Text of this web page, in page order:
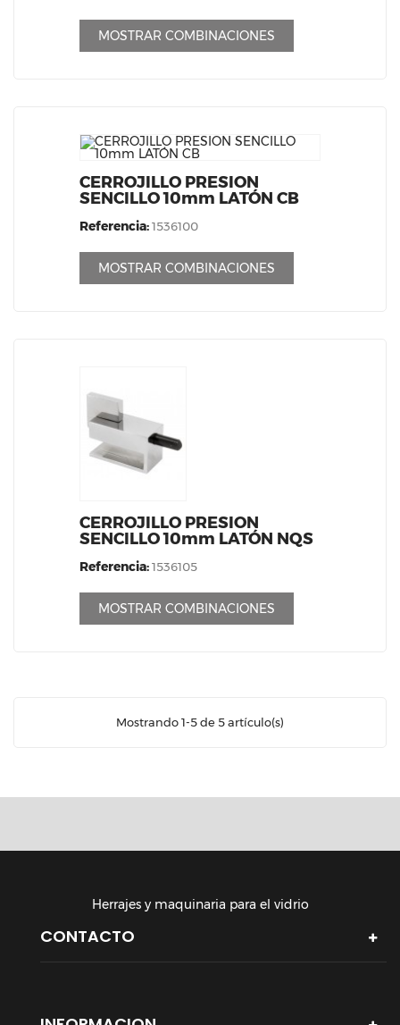
MOSTRAR COMBINACIONES
CERROJILLO PRESION
SENCILLO 10mm LATÓN CB
Referencia:1536100
MOSTRAR COMBINACIONES
CERROJILLO PRESION
SENCILLO 10mm LATÓN NQS
Referencia:1536105
MOSTRAR COMBINACIONES
Mostrando 1-5 de 5 artículo(s)
Herrajes y maquinaria para el vidrio
CONTACTO